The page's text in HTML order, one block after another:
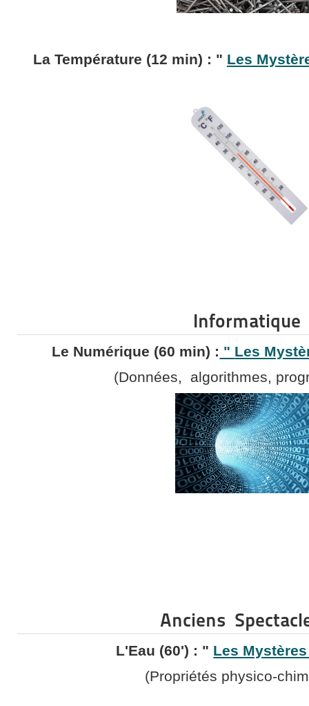
La Température (12 min) : " Les
Informatique
Le Numérique (60 min) : " Les
(Données, algorithmes,
Anciens
L'Eau (60') : " Les
(Propriétés physico-